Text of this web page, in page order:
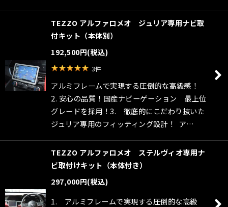
TEZZO アルファロメオ ジュリア専用ナビ取
付キット（本体別）
192,500円(税込)
3件
アルミフレームで実現する圧倒的な高級感！
2. 安心の品質！国産ナビーゲーション 最上位
グレードを採用！3. 徹底的にこだわり抜いた
ジュリア専用のフィッティング設計！ ア…
TEZZO アルファロメオ ステルヴィオ専用ナ
ビ取付けキット（本体付き）
297,000円(税込)
1. アルミフレームで実現する圧倒的な高級